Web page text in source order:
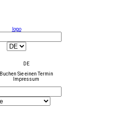
logo
DE
Buchen Sie einen Termin
Impressum